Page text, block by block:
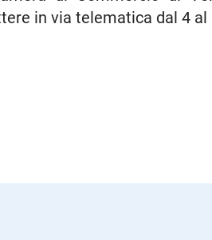
in via telematica dal 4 al